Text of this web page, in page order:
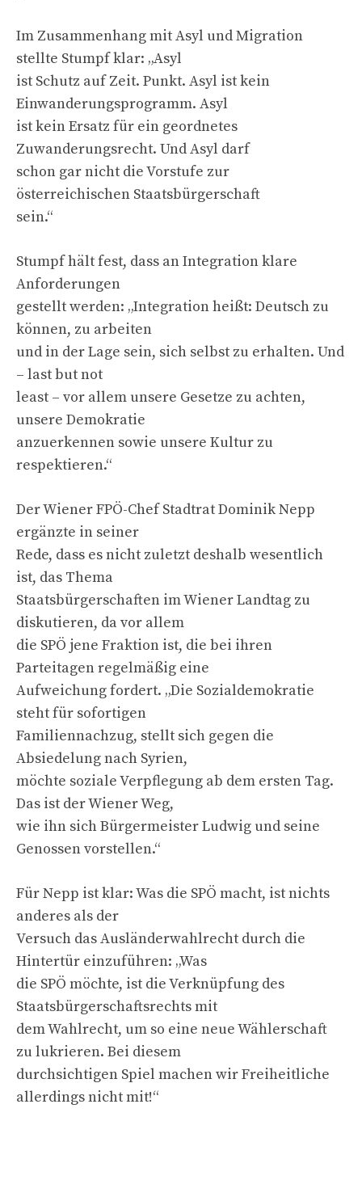
Im Zusammenhang mit Asyl und Migration
stellte Stumpf klar: „Asyl
ist Schutz auf Zeit. Punkt. Asyl ist kein
Einwanderungsprogramm. Asyl
ist kein Ersatz für ein geordnetes
Zuwanderungsrecht. Und Asyl darf
schon gar nicht die Vorstufe zur
österreichischen Staatsbürgerschaft
sein.“
Stumpf hält fest, dass an Integration klare
Anforderungen
gestellt werden: „Integration heißt: Deutsch zu
können, zu arbeiten
und in der Lage sein, sich selbst zu erhalten. Und
– last but not
least – vor allem unsere Gesetze zu achten,
unsere Demokratie
anzuerkennen sowie unsere Kultur zu
respektieren.“
Der Wiener FPÖ-Chef Stadtrat Dominik Nepp
ergänzte in seiner
Rede, dass es nicht zuletzt deshalb wesentlich
ist, das Thema
Staatsbürgerschaften im Wiener Landtag zu
diskutieren, da vor allem
die SPÖ jene Fraktion ist, die bei ihren
Parteitagen regelmäßig eine
Aufweichung fordert. „Die Sozialdemokratie
steht für sofortigen
Familiennachzug, stellt sich gegen die
Absiedelung nach Syrien,
möchte soziale Verpflegung ab dem ersten Tag.
Das ist der Wiener Weg,
wie ihn sich Bürgermeister Ludwig und seine
Genossen vorstellen.“
Für Nepp ist klar: Was die SPÖ macht, ist nichts
anderes als der
Versuch das Ausländerwahlrecht durch die
Hintertür einzuführen: „Was
die SPÖ möchte, ist die Verknüpfung des
Staatsbürgerschaftsrechts mit
dem Wahlrecht, um so eine neue Wählerschaft
zu lukrieren. Bei diesem
durchsichtigen Spiel machen wir Freiheitliche
allerdings nicht mit!“